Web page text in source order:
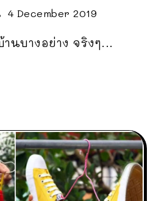
4 December 2019
านบางอย่าง จริงๆ...